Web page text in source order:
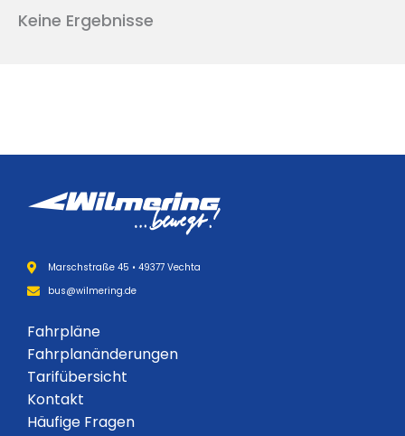
Keine Ergebnisse
Marschstraße 45 • 49377 Vechta
bus@wilmering.de
Fahrpläne
Fahrplanänderungen
Tarifübersicht
Kontakt
Häufige Fragen